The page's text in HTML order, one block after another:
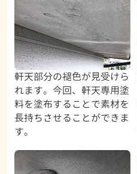
軒天部分の褪色が見受けら
れます。今回、軒天専用塗
料を塗布することで素材を
長持ちさせることができま
す。